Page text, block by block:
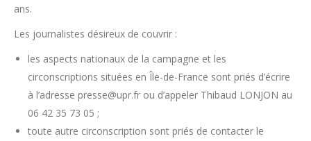
ans.
Les journalistes désireux de couvrir :
les aspects nationaux de la campagne et les
circonscriptions situées en Île-de-France sont priés d’écrire
à l’adresse presse@upr.fr ou d’appeler Thibaud LONJON au
06 42 35 73 05 ;
toute autre circonscription sont priés de contacter le